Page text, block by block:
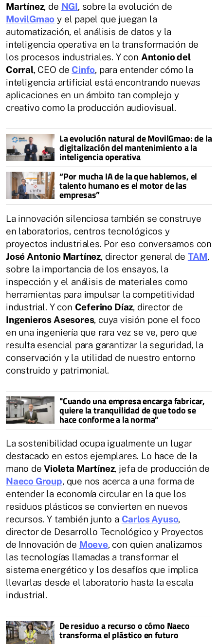
Martínez, de NGI, sobre la evolución de
MovilGmao y el papel que juegan la
automatización, el análisis de datos y la
inteligencia operativa en la transformación de
los procesos industriales. Y con Antonio del
Corral, CEO de Cinfo, para entender cómo la
inteligencia artificial está encontrando nuevas
aplicaciones en un ámbito tan complejo y
creativo como la producción audiovisual.
La evolución natural de MovilGmao: de la
digitalización del mantenimiento a la
inteligencia operativa
“Por mucha IA de la que hablemos, el
talento humano es el motor de las
empresas”
La innovación silenciosa también se construye
en laboratorios, centros tecnológicos y
proyectos industriales. Por eso conversamos con
José Antonio Martínez, director general de TAM,
sobre la importancia de los ensayos, la
inspección y el análisis de materiales como
herramientas para impulsar la competitividad
industrial. Y con Ceferino Díaz, director de
Ingenieros Asesores, cuya visión pone el foco
en una ingeniería que rara vez se ve, pero que
resulta esencial para garantizar la seguridad, la
conservación y la utilidad de nuestro entorno
construido y patrimonial.
"Cuando una empresa encarga fabricar,
quiere la tranquilidad de que todo se
hace conforme a la norma"
La sostenibilidad ocupa igualmente un lugar
destacado en estos ejemplares. Lo hace de la
mano deVioleta Martínez, jefa de producción de
Naeco Group, que nos acerca a una forma de
entender la economía circular en la que los
residuos plásticos se convierten en nuevos
recursos. Y también junto a Carlos Ayuso,
director de Desarrollo Tecnológico y Proyectos
de Innovación de Moeve, con quien analizamos
las tecnologías llamadas a transformar el
sistema energético y los desafíos que implica
llevarlas desde el laboratorio hasta la escala
industrial.
De residuo a recurso o cómo Naeco
transforma el plástico en futuro